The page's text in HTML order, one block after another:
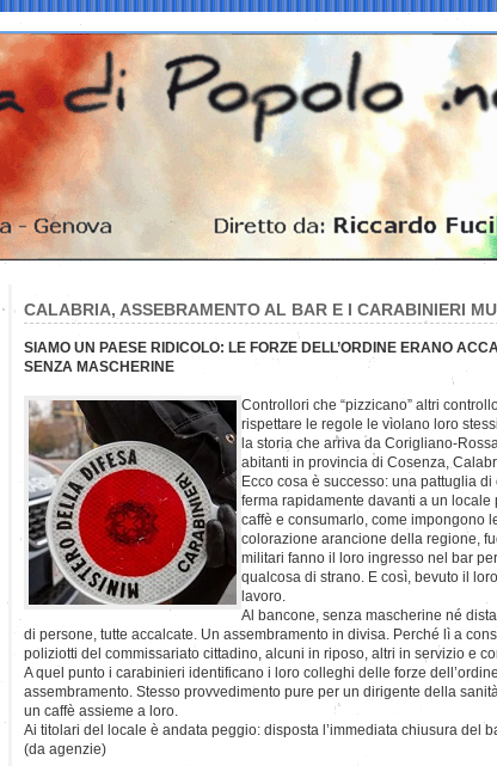
CALABRIA, ASSEBRAMENTO AL BAR E I CARABINIERI
SIAMO UN PAESE RIDICOLO: LE FORZE DELL’ORDINE ERANO
SENZA MASCHERINE
Controllori che “pizzicano” altri
rispettare le regole le vìolano loro
la storia che arriva da Corigliano-
abitanti in provincia di Cosenza,
Ecco cosa è successo: una pattuglia
ferma rapidamente davanti a un
caffè e consumarlo, come impongono
colorazione arancione della regione,
militari fanno il loro ingresso nel bar
qualcosa di strano. E così, bevuto il
lavoro.
Al bancone, senza mascherine né
di persone, tutte accalcate. Un assembramento in divisa. Perché lì a
poliziotti del commissariato cittadino, alcuni in riposo, altri in servizio e
A quel punto i carabinieri identificano i loro colleghi delle forze
assembramento. Stesso provvedimento pure per un dirigente della
un caffè assieme a loro.
Ai titolari del locale è andata peggio: disposta l’immediata chiusura del
(da agenzie)